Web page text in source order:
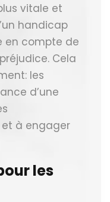
vitale et
handicap
en compte de
Cela
les
d’une
à engager
les